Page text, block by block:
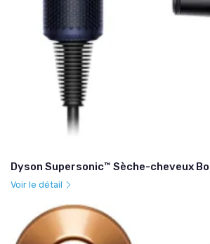
Dyson Supersonic™ Sèche-cheveux
Voir le détail